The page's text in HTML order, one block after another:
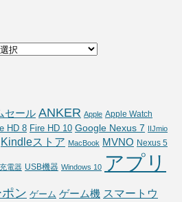
セール ANKER Apple Apple Watch
HD 8 Fire HD 10 Google Nexus 7 IIJmio
Kindleストア MacBook MVNO Nexus 5
電器 USB機器 Windows 10 アプリ
ン ゲーム ゲーム機 スマートウ